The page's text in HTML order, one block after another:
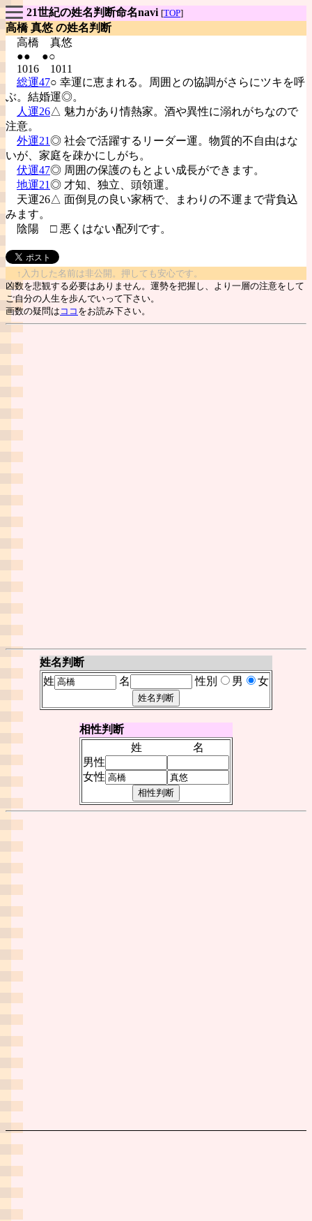
21世紀の姓名判断命名navi [TOP]
高橋 真悠 の姓名判断
高橋 真悠
●● ●○
1016 1011
総運47○ 幸運に恵まれる。周囲との協調がさらにツキを呼
ぶ。結婚運◎。
人運26△ 魅力があり情熱家。酒や異性に溺れがちなので
注意。
外運21◎ 社会で活躍するリーダー運。物質的不自由はな
いが、家庭を疎かにしがち。
伏運47◎ 周囲の保護のもとよい成長ができます。
地運21◎ 才知、独立、頭領運。
天運26△ 面倒見の良い家柄で、まわりの不運まで背負込
みます。
陰陽 □ 悪くはない配列です。
↑入力した名前は非公開。押しても安心です。
凶数を悲観する必要はありません。運勢を把握し、より一層の注意をして
ご自分の人生を歩んでいって下さい。
画数の疑問は ココ をお読み下さい。
姓名判断
姓
名 性別 男 女
相性判断
姓
名
男性
女性